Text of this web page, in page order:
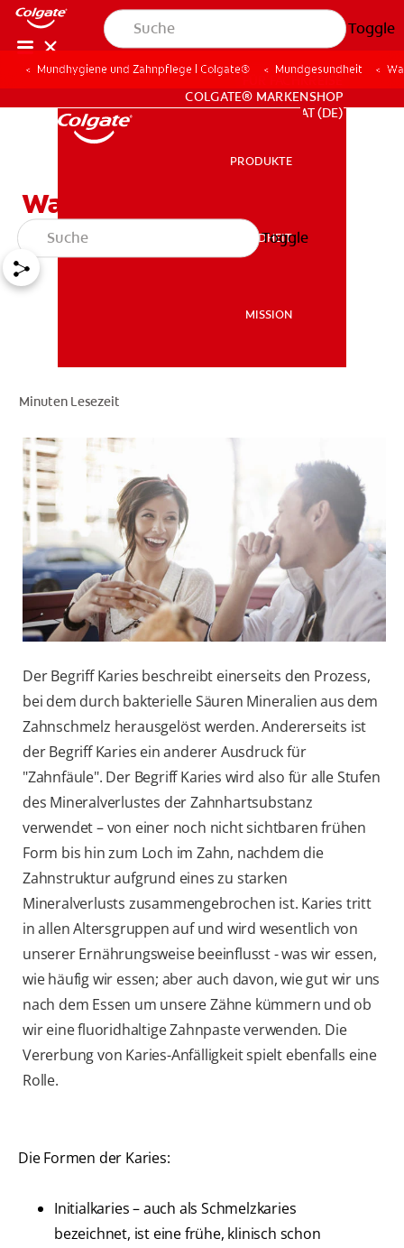
Toggle
MISSION
FÜR FACHKREISE
COLGATE® MARKENSHOP
AT (DE)
FÜR FACHKREISE
COLGATE® MARKENSHOP
AT (DE)
PRODUKTE
MUNDGESUNDHEIT
MISSION
Toggle
Mundhygiene und Zahnpflege | Colgate® Mundgesundheit
Was ist eine Karies?
Minuten Lesezeit
Der Begriff Karies beschreibt einerseits den Prozess,
bei dem durch bakterielle Säuren Mineralien aus dem
Zahnschmelz herausgelöst werden. Andererseits ist
der Begriff Karies ein anderer Ausdruck für
"Zahnfäule". Der Begriff Karies wird also für alle Stufen
des Mineralverlustes der Zahnhartsubstanz
verwendet – von einer noch nicht sichtbaren frühen
Form bis hin zum Loch im Zahn, nachdem die
Zahnstruktur aufgrund eines zu starken
Mineralverlusts zusammengebrochen ist. Karies tritt
in allen Altersgruppen auf und wird wesentlich von
unserer Ernährungsweise beeinflusst - was wir essen,
wie häufig wir essen; aber auch davon, wie gut wir uns
nach dem Essen um unsere Zähne kümmern und ob
wir eine fluoridhaltige Zahnpaste verwenden. Die
Vererbung von Karies-Anfälligkeit spielt ebenfalls eine
Rolle.
Die Formen der Karies:
Initialkaries – auch als Schmelzkaries
bezeichnet, ist eine frühe, klinisch schon